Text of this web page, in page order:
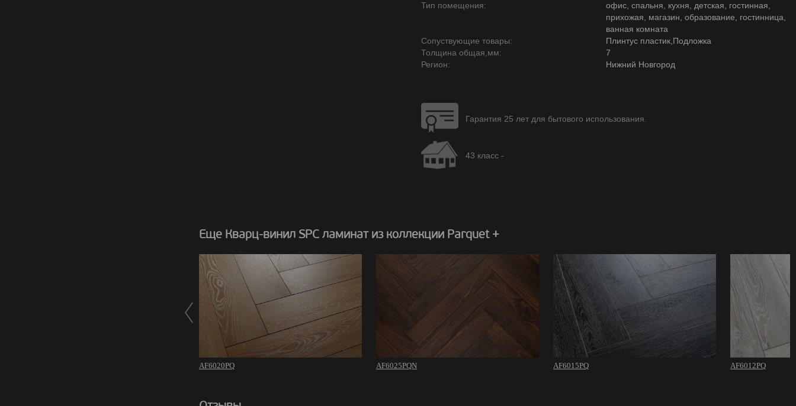
Тип помещения:
офис, спальня, кухня, детская, гостинная,
прихожая, магазин, образование, гостинница,
ванная комната
Сопуствующие товары:
Плинтус пластик,Подложка
Толщина общая,мм:
7
Регион:
Нижний Новгород
Гарантия 25 лет для бытового использования.
43 класс -
Еще Кварц-винил SPC ламинат из коллекции Parquet +
AF6020PQ AF6025PQN AF6015PQ AF6012PQ